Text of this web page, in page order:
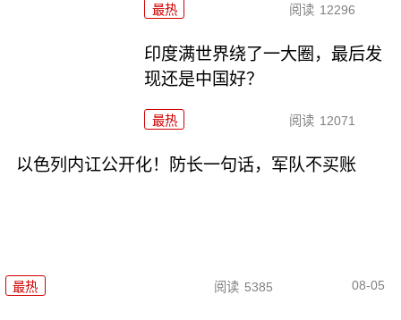
最热 阅读 12296
印度满世界绕了一大圈，最后发
现还是中国好？
最热 阅读 12071
以色列内讧公开化！防长一句话，军队不买账
最热 阅读 5385 08-05